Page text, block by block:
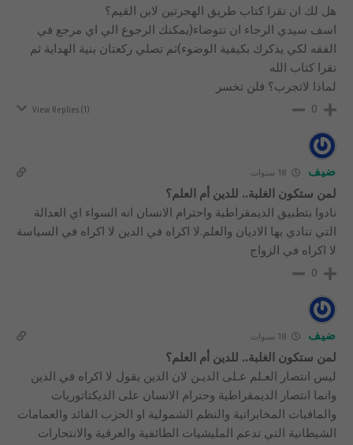
هل لك ان تقرا كتاب طريق الهجرتين لابن القيم؟
اسف سيدي الرجاء ان تتوضاء(يمكنك الرجوع الي اي مرجع في
الفقه لكي يذكرك بكيفية الوضوء)ثم تصلي ركعتان بنية الهداية ثم
تقرا كتاب الله
لماذا لاتجرب؟ فلن تخسر
0
View Replies (1)
ضيف 18 سنوات
لمن ستكون الغلبة.. للدين أم العلم؟
نادوا بتطبيق الديمقراطية واحترام الانسان انه السواء اي العدالة
التي تنادي بها الاديان والعلم.لا اكراه في الدين لا اكراه في السياسة
لا اكراه في الزواج
0
ضيف 18 سنوات
لمن ستكون الغلبة.. للدين أم العلم؟
ليس انتصار العـلم عـلى الديـن لان الدين يقول لا اكراه في الدين
وانما انتصار الديمقراطية وحترام الانسان على الديكتاتوريات
والمافيات المخابراتية والنظم الشمولية او الحزب القائد والعمامات
الشيطانية التي تدعم المليشيات الطائفية والعرقية والانتحارات